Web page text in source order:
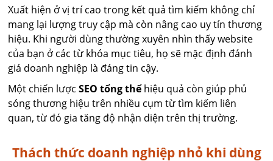
Xuất hiện ở vị trí cao trong kết quả tìm kiếm không chỉ
mang lại lượng truy cập mà còn nâng cao uy tín thương
hiệu. Khi người dùng thường xuyên nhìn thấy website
của bạn ở các từ khóa mục tiêu, họ sẽ mặc định đánh
giá doanh nghiệp là đáng tin cậy.
Một chiến lượcSEO tổng thểhiệu quả còn giúp phủ
sóng thương hiệu trên nhiều cụm từ tìm kiếm liên
quan, từ đó gia tăng độ nhận diện trên thị trường.
Thách thức doanh nghiệp nhỏ khi dùng